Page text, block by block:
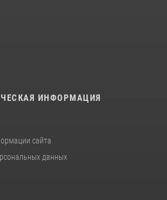
ИНФОРМАЦИЯ
сайта
данных